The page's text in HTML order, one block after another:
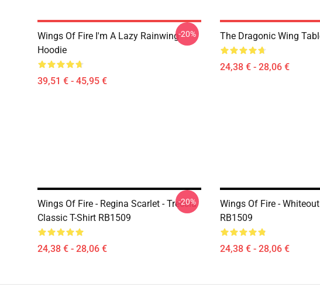
Wings Of Fire I'm A Lazy Rainwing
Hoodie
39,51 € - 45,95 €
-20% The Dragonic Wing
24,38 € - 28,06 €
Wings Of Fire - Regina Scarlet - Treccia
Classic T-Shirt RB1509
24,38 € - 28,06 €
-20%
Wings Of Fire -
RB1509
24,38 € - 28,06 €